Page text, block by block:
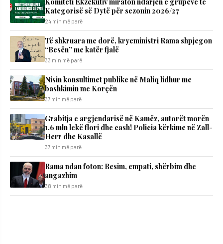
Kategorisë së Dytë për sezonin 2026/27
24 min më parë
Të shkruara me dorë, kryeministri Rama shpjegon
“Besën” me katër fjalë
33 min më parë
Nisin konsultimet publike në Maliq lidhur me
bashkimin me Korçën
37 min më parë
Grabitja e argjendarisë në Kamëz, autorët morën
1.6 mln lekë flori dhe cash! Policia kërkime në Zall-
Herr dhe Kasallë
37 min më parë
Rama ndan foton: Besim, empati, shërbim dhe
angazhim
38 min më parë